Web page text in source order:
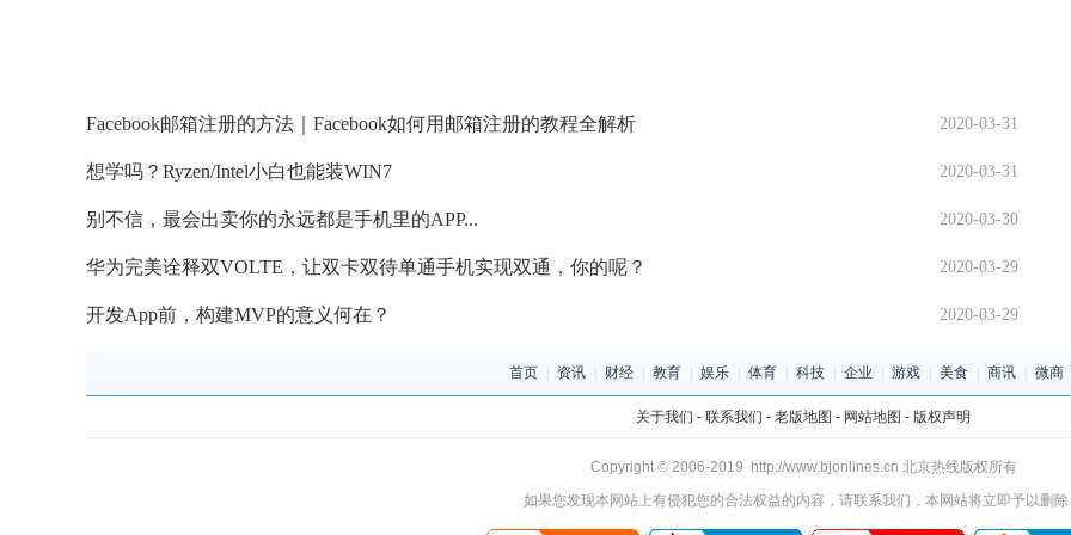
2020-03-31
Facebook邮箱注册的方法｜Facebook如何用邮箱注册的教程全解析
2020-03-31
想学吗？Ryzen/Intel小白也能装WIN7
2020-03-30
别不信，最会出卖你的永远都是手机里的APP...
2020-03-29
华为完美诠释双VOLTE，让双卡双待单通手机实现双通，你的呢？
2020-03-29
开发App前，构建MVP的意义何在？
首页 资讯 财经 教育 娱乐 体育 科技 企业 游戏 美食 商讯 微商
关于我们 - 联系我们 - 老版地图 - 网站地图 - 版权声明
Copyright © 2006-2019 http://www.bjonlines.cn 北京热线版权所有
如果您发现本网站上有侵犯您的合法权益的内容，请联系我们，本网站将立即予以删除